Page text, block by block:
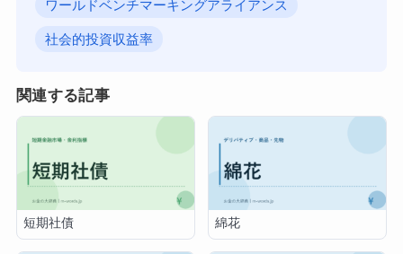
ワールドベンチマーキングアライアンス
社会的投資収益率
関連する記事
短期社債 綿花